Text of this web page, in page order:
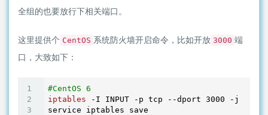
全组的也要放行下相关端口。
这里提供个 CentOS 系统防火墙开启命令，比如开放 3000 端
口，大致如下：
#CentOS 6
iptables -I INPUT -p tcp --dport 3000 -j
service iptables save